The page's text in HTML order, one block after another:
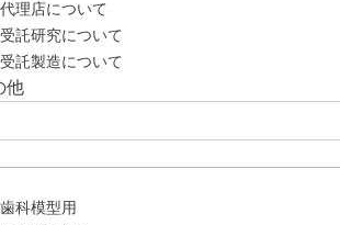
代理店について
受託研究について
受託製造について
他
歯科模型用